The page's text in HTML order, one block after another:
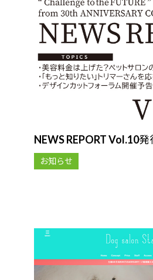
NEWS REPORT Vol.10
お知らせ